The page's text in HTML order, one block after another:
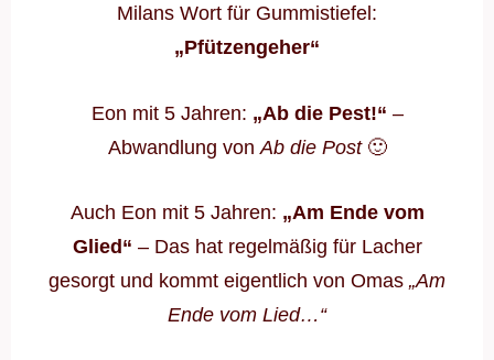
Milans Wort für Gummistiefel:
„Pfützengeher“
Eon mit 5 Jahren: „Ab die Pest!“ –
Abwandlung von Ab die Post🙂
Auch Eon mit 5 Jahren: „Am Ende vom
Glied“ – Das hat regelmäßig für Lacher
gesorgt und kommt eigentlich von Omas „Am
Ende vom Lied…“